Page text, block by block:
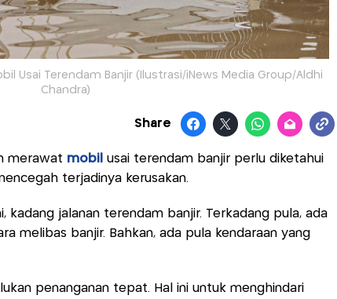
Usai Terendam Banjir (Ilustrasi/iNews Media Group/Aldhi
Chandra)
Share
merawat mobil usai terendam banjir perlu diketahui
terjadinya kerusakan.
kadang jalanan terendam banjir. Terkadang pula, ada
melibas banjir. Bahkan, ada pula kendaraan yang
penanganan tepat. Hal ini untuk menghindari